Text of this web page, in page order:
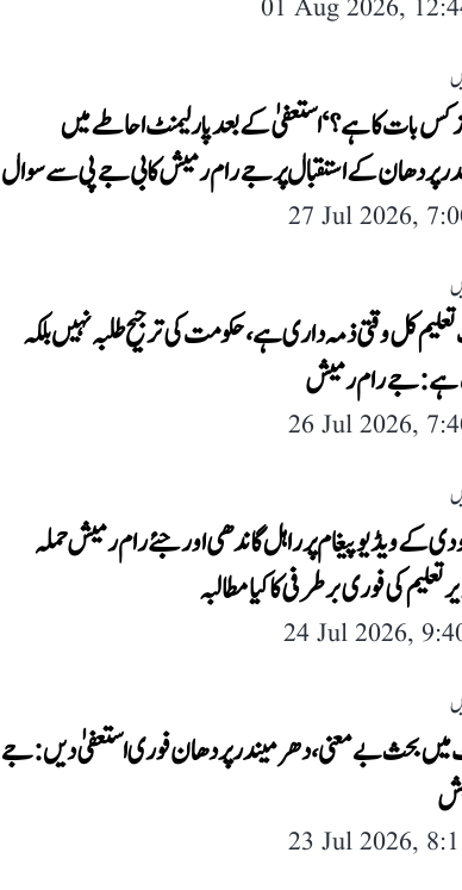
01 Aug 2026,
کس بات کا ہے؟‘ استعفیٰ کے بعد پارلیمنٹ احاطے میں
پردھان کے استقبال پر جے رام رمیش کا بی جے پی سے سوال
27 Jul 2026,
کل وقتی ذمہ داری ہے، حکومت کی ترجیح طلبہ نہیں بلکہ
جے رام رمیش
26 Jul 2026,
کے ویڈیو پیغام پر راہل گاندھی اور جئے رام رمیش حملہ
تعلیم کی فوری برطرفی کا کیا مطالبہ
24 Jul 2026,
میں بحث بے معنی، دھرمیندر پردھان فوری استعفیٰ دیں: جے
23 Jul 2026,